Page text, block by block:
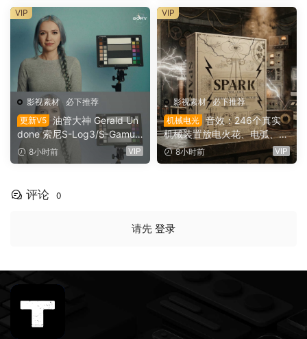
影视素材 · 必下推荐
更新V5 油管大神 Gerald Un
done 索尼S-Log3/S-Gamut
3.Cine素材色彩还原、监看L
UT调色预设 Gerald Undone
2）
8小时前 VIP
VIP
影视素材·必下推荐
机械电光 音效：246个真实
机械装置放电火花、电弧、嗡
鸣、嗡鸣、机械激活冲击电影
游戏广告音效素材 SoundMor
8小时前 VIP
VIP
评论 0
请先 登录